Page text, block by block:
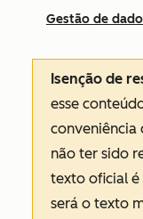
Gestão de
Isenção de
esse
conveniência
não ter sido
texto oficial é
será o texto